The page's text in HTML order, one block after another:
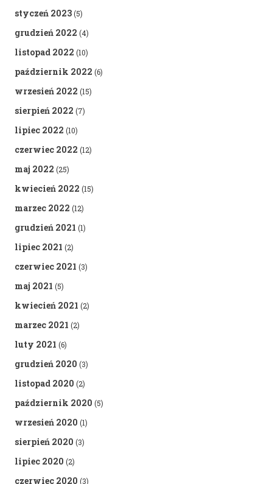
styczeń 2023(5)
grudzień 2022 (4)
listopad 2022 (10)
październik 2022 (6)
wrzesień 2022 (15)
sierpień 2022 (7)
lipiec 2022 (10)
czerwiec 2022 (12)
maj 2022 (25)
kwiecień 2022 (15)
marzec 2022 (12)
grudzień 2021 (1)
lipiec 2021 (2)
czerwiec 2021 (3)
maj 2021 (5)
kwiecień 2021 (2)
marzec 2021 (2)
luty 2021 (6)
grudzień 2020 (3)
listopad 2020 (2)
październik 2020 (5)
wrzesień 2020 (1)
sierpień 2020 (3)
lipiec 2020 (2)
czerwiec 2020 (3)